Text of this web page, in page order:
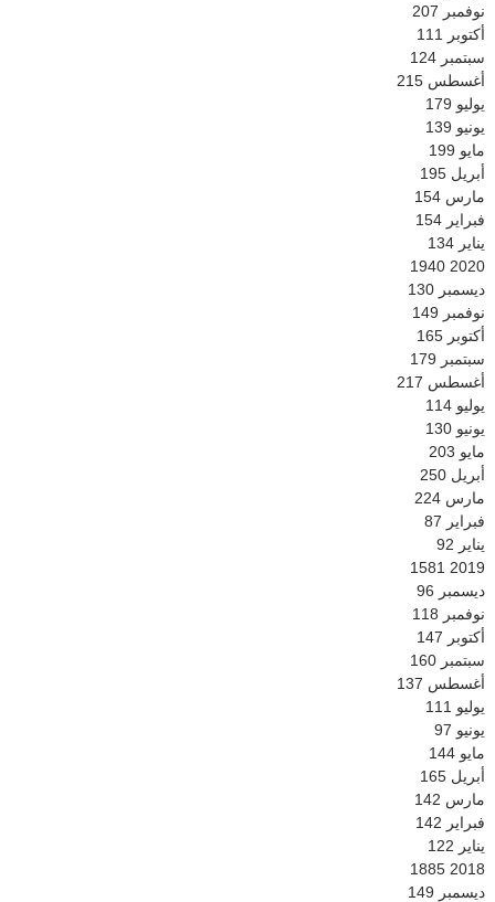
نوفمبر 207
أكتوبر
111
سبتمبر 124
أغسطس 215
يوليو 179
يونيو 139
مايو 199
أبريل 195
مارس 154
فبراير 154
يناير 134
2020
1940
ديسمبر 130
نوفمبر 149
أكتوبر 165
سبتمبر 179
أغسطس 217
يوليو 114
يونيو 130
مايو 203
أبريل 250
مارس 224
فبراير 87
يناير 92
2019
1581
ديسمبر 96
نوفمبر 118
أكتوبر 147
سبتمبر 160
أغسطس 137
يوليو 111
يونيو 97
مايو 144
أبريل 165
مارس 142
فبراير 142
يناير 122
2018
1885
ديسمبر 149